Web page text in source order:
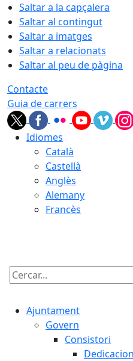
Saltar a la capçalera
Saltar al contingut
Saltar a imatges
Saltar a relacionats
Saltar al peu de pàgina
Contacte
Guia de carrers
Idiomes
Català
Castellà
Anglès
Alemany
Francès
Cercar:
Ajuntament
Govern
Consistori